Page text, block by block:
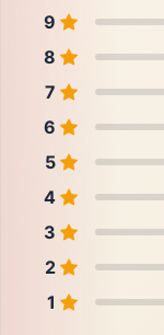
9
8
7
6
5
4
3
2
1